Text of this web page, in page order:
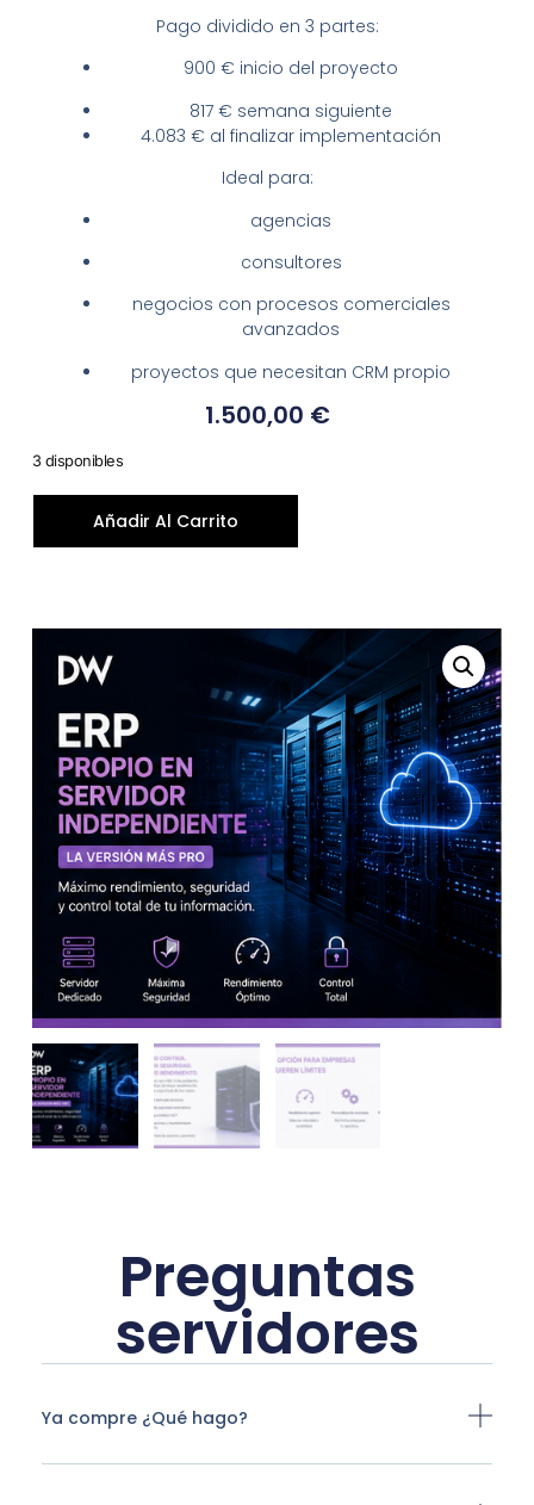
Pago dividido en 3 partes:
900 € inicio del proyecto
817 € semana siguiente
4.083 € al finalizar implementación
Ideal para:
agencias
consultores
negocios con procesos comerciales
avanzados
proyectos que necesitan CRM propio
1.500,00 €
3 disponibles
Añadir Al Carrito
Preguntas
servidores
Ya compre ¿Qué hago?